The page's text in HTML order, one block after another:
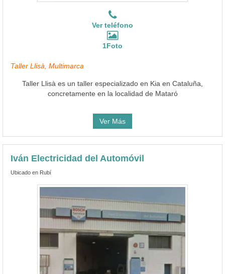
Ver teléfono
1Foto
Taller Llisà, Multimarca
Taller Llisà es un taller especializado en Kia en Cataluña,
concretamente en la localidad de Mataró
Ver Más
Iván Electricidad del Automóvil
Ubicado en Rubí